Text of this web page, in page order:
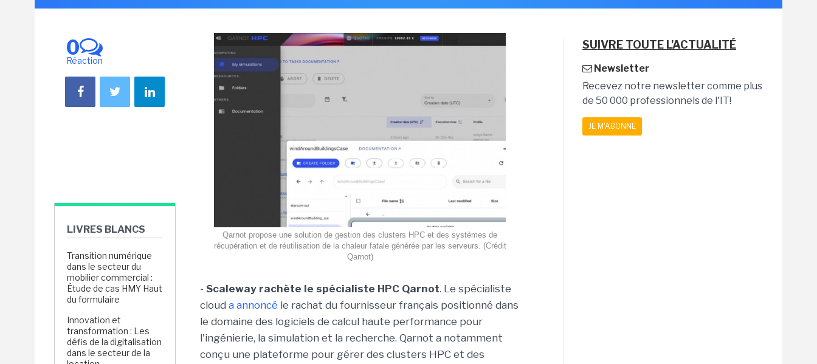
0
Réaction
LIVRES BLANCS
Transition numérique
dans le secteur du
mobilier commercial :
Étude de cas HMY Haut
du formulaire
Innovation et
transformation : Les
défis de la digitalisation
dans le secteur de la
Qarnot propose une solution de gestion des clusters HPC et des systèmes de
récupération et de réutilisation de la chaleur fatale générée par les serveurs. (Crédit
Qarnot)
- Scaleway rachète le spécialiste HPC Qarnot. Le spécialiste
cloud a annoncé le rachat du fournisseur français positionné dans
le domaine des logiciels de calcul haute performance pour
l'ingénierie, la simulation et la recherche. Qarnot a notamment
conçu une plateforme pour gérer des clusters HPC et des
SUIVRE TOUTE L'ACTUALITÉ
Newsletter
Recevez notre newsletter comme plus
de 50 000 professionnels de l'IT!
JE M'ABONNE